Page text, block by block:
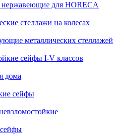
для HORECA
стеллажи на колесах
металлических стеллажей
сейфы I-V классов
дома
сейфы